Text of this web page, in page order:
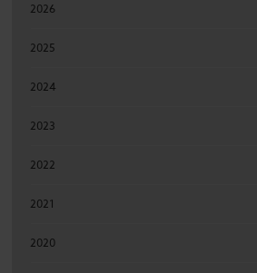
2026
2025
2024
2023
2022
2021
2020